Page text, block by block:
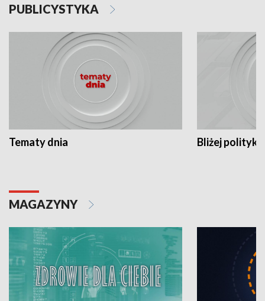
PUBLICYSTYKA
Tematy dnia Bliżej polityki
MAGAZYNY